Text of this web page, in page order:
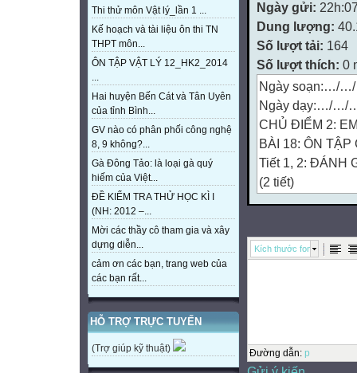
Thi thử môn Vật lý_lần 1 ...
Kế hoạch và tài liệu ôn thi TN
THPT môn...
ÔN TẬP VẬT LÝ 12_HK2_2014
...
Hai huyện Bến Cát và Tân Uyên
của tỉnh Bình...
GV nào có phân phối công nghệ
8, 9 không?...
Gà Đông Tảo: là loại gà quý
hiếm của Việt...
ĐỀ KIỂM TRA THỬ HỌC KÌ I
(NH: 2012 –...
Mời các thầy cô tham gia và xây
dựng diễn...
cảm ơn các bạn, trang web của
các bạn rất...
HỖ TRỢ TRỰC TUYẾN
(Trợ giúp kỹ thuật)
Ngày gửi:
Dung lượng:
Số lượt tải: 164
Số lượt thích: 0
Ngày soạn:…/
Ngày dạy:…/…/
CHỦ ĐIỂM 2:
BÀI 18: ÔN TẬP
Tiết 1, 2: ĐÁNH
(2 tiết)
I. MỤC TIÊU
- Nhận biết nội
- Năng lực đặc
một đoạn thơ
Kích thước font
Đường dẫn: p